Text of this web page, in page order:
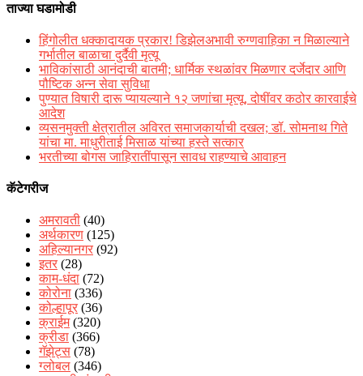
ताज्या घडामोडी
हिंगोलीत धक्कादायक प्रकार! डिझेलअभावी रुग्णवाहिका न मिळाल्याने
गर्भातील बाळाचा दुर्दैवी मृत्यू
भाविकांसाठी आनंदाची बातमी; धार्मिक स्थळांवर मिळणार दर्जेदार आणि
पौष्टिक अन्न सेवा सुविधा
पुण्यात विषारी दारू प्यायल्याने १२ जणांचा मृत्यू, दोषींवर कठोर कारवाईचे
आदेश
व्यसनमुक्ती क्षेत्रातील अविरत समाजकार्याची दखल; डॉ. सोमनाथ गिते
यांचा मा. माधुरीताई मिसाळ यांच्या हस्ते सत्कार
भरतीच्या बोगस जाहिरातींपासून सावध राहण्याचे आवाहन
कॅटेगरीज
अमरावती (40)
अर्थकारण (125)
अहिल्यानगर (92)
इतर (28)
काम-धंदा (72)
कोरोना (336)
कोल्हापूर (36)
क्राईम(320)
क्रीडा (366)
गॅझेट्स (78)
ग्लोबल (346)